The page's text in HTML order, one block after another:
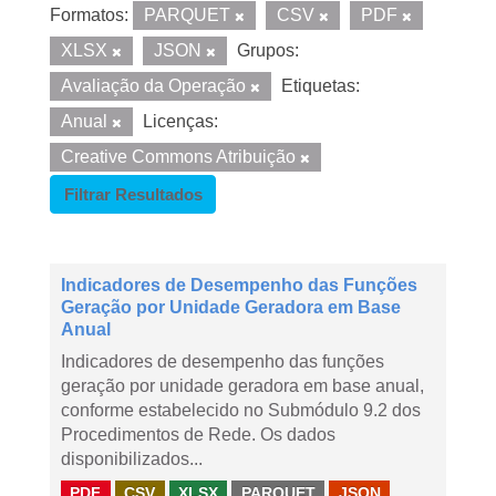
Formatos: PARQUET CSV
PDF
XLSX
JSON
Grupos:
Avaliação da Operação
Etiquetas:
Anual
Licenças:
Creative Commons Atribuição
Filtrar Resultados
Indicadores de Desempenho das Funções
Geração por Unidade Geradora em Base
Anual
Indicadores de desempenho das funções
geração por unidade geradora em base anual,
conforme estabelecido no Submódulo 9.2 dos
Procedimentos de Rede. Os dados
disponibilizados...